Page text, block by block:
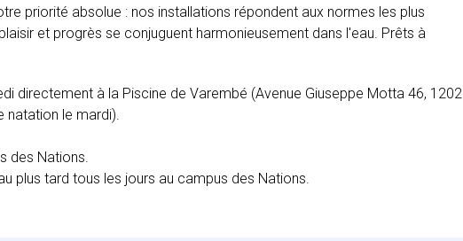
priorité absolue : nos installations répondent aux normes les plus
et progrès se conjuguent harmonieusement dans l'eau. Prêts à
directement à la Piscine de Varembé (Avenue Giuseppe Motta 46, 1202
natation le mardi).
des Nations.
plus tard tous les jours au campus des Nations.